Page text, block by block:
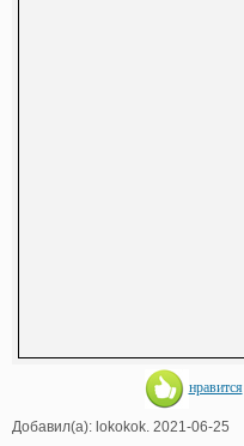
нравится
Добавил(а): lokokok. 2021-06-25